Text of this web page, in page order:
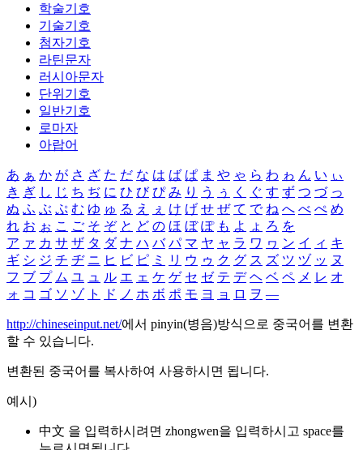
학술기호
기술기호
첨자기호
라틴문자
러시아문자
단위기호
일반기호
로마자
아랍어
あ ぁ か が さ ざ た だ な は ば ぱ ま や ゃ ら わ ゎ ん い ぃ
き ぎ し じ ち ぢ に ひ び ぴ み り う ぅ く ぐ す ず つ づ っ
ぬ ふ ぶ ぷ む ゆ ゅ る え ぇ け げ せ ぜ て で ね へ べ ぺ め
れ お ぉ こ ご そ ぞ と ど の ほ ぼ ぽ も よ ょ ろ を
ア ァ カ サ ザ タ ダ ナ ハ バ パ マ ヤ ャ ラ ワ ヮ ン イ ィ キ
ギ シ ジ チ ヂ ニ ヒ ビ ピ ミ リ ウ ゥ ク グ ス ズ ツ ヅ ッ ヌ
フ ブ プ ム ユ ュ ル エ ェ ケ ゲ セ ゼ テ デ ヘ ベ ペ メ レ オ
ォ コ ゴ ソ ゾ ト ド ノ ホ ボ ポ モ ヨ ョ ロ ヲ ―
http://chineseinput.net/에서 pinyin(병음)방식으로 중국어를 변환
할 수 있습니다.
변환된 중국어를 복사하여 사용하시면 됩니다.
예시)
中文 을 입력하시려면 zhongwen을 입력하시고 space를